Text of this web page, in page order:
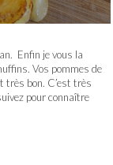
Enfin je vous la
Vos pommes de
très bon. C’est très
pour connaître